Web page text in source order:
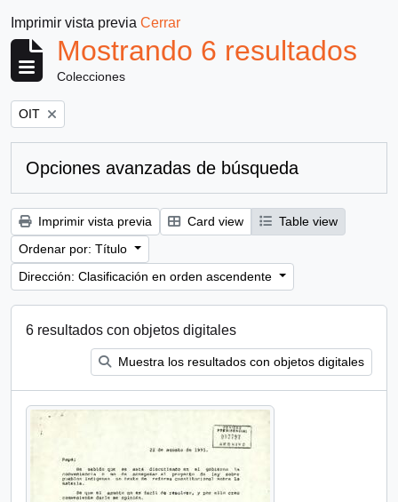
Imprimir vista previa Cerrar
Mostrando 6 resultados
Colecciones
Remove filter:
OIT
Opciones avanzadas de búsqueda
Imprimir vista previa Card view
Table view
Ordenar por: Título
Dirección: Clasificación en orden ascendente
6 resultados con objetos digitales
Muestra los resultados con objetos digitales